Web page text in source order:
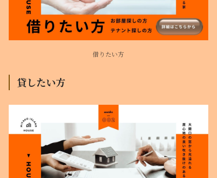
借りたい方
貸したい方